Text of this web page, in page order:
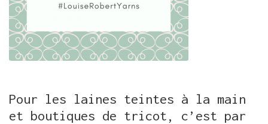
Pour les laines teintes à la main
et boutiques de tricot, c’est par